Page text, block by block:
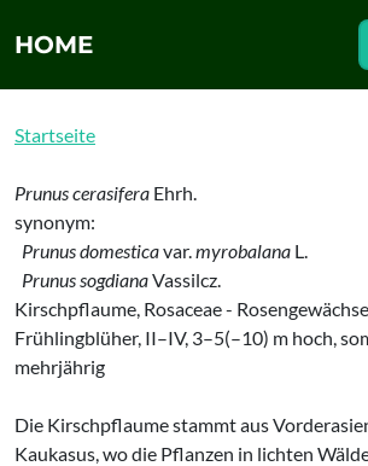
HOME
Startseite
Prunus cerasifera Ehrh.
synonym:
Prunus domesticavar.myrobalana L.
Prunus sogdianaVassilcz.
Kirschpflaume, Rosaceae - Rosengewächse
Frühlingblüher, II–IV, 3–5(–10) m hoch,
mehrjährig
Die Kirschpflaume stammt aus
Kaukasus, wo die Pflanzen in lichten